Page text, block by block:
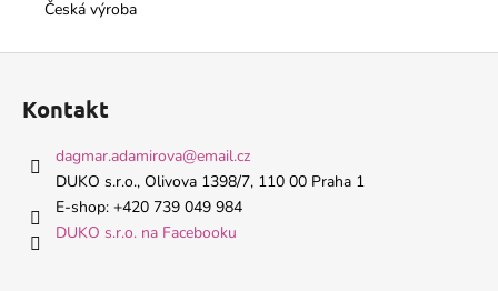
Česká výroba
Kontakt
dagmar.adamirova@email.cz
DUKO s.r.o., Olivova 1398/7, 110 00 Praha 1
E-shop: +420 739 049 984
DUKO s.r.o. na Facebooku